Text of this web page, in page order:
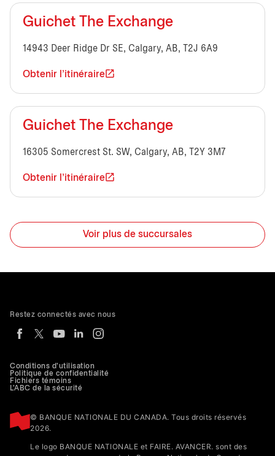
Guichet The Exchange
14943 Deer Ridge Dr SE, Calgary, AB, T2J 6A9
Obtenir l'itinéraire
Guichet The Exchange
16305 Somercrest St. SW, Calgary, AB, T2Y 3M7
Obtenir l'itinéraire
Voir plus de succursales
Conditions d'utilisation
Politique de confidentialité
Fichiers témoins
L'ABC de la sécurité
© BANQUE NATIONALE DU CANADA. Tous droits réservés
2026.
Le logo BANQUE NATIONALE et FAIRE. AVANCER. sont des
Restez connectés avec nous